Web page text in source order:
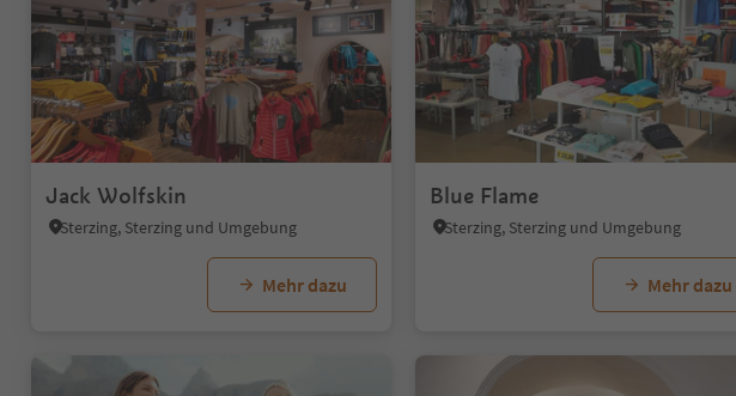
Jack Wolfskin
Sterzing, Sterzing und Umgebung
Mehr dazu
Blue Flame
Sterzing, Sterzing und Umgebung
Mehr dazu